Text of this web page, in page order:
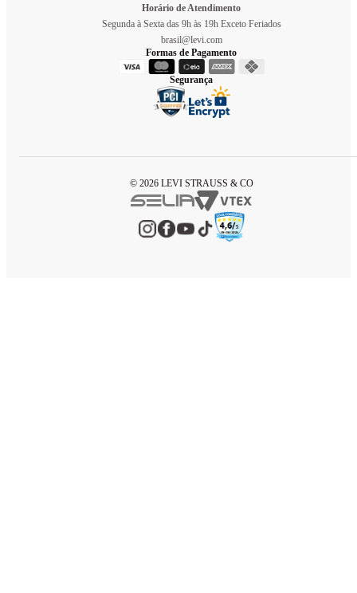
Horário de Atendimento
Segunda à Sexta das 9h às 19h Exceto Feriados
brasil@levi.com
Formas de Pagamento
Segurança
© 2026 LEVI STRAUSS & CO